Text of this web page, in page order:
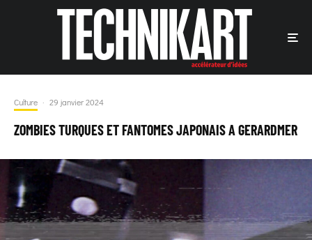
Culture · 29 janvier 2024
ZOMBIES TURQUES ET FANTOMES JAPONAIS A GERARDMER